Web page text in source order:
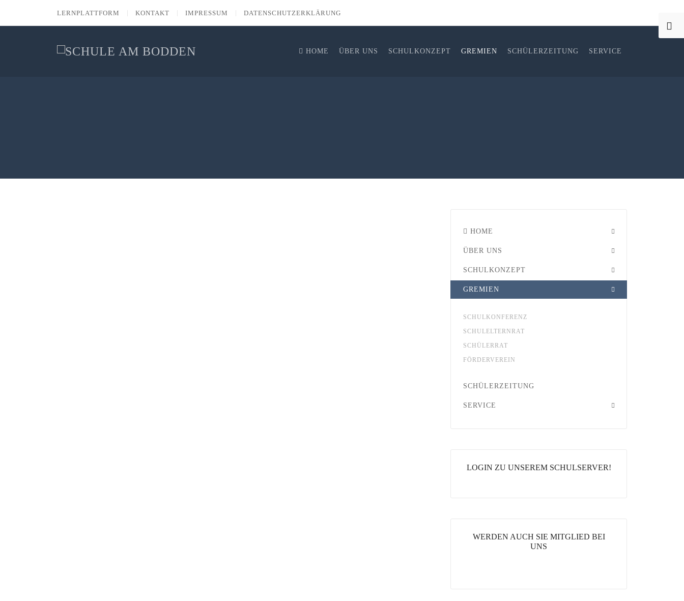
LERNPLATTFORM KONTAKT IMPRESSUM DATENSCHUTZERKLÄRUNG
HOME ÜBER UNS SCHULKONZEPT GREMIEN SCHÜLERZEITUNG SERVICE
HOME
ÜBER UNS
SCHULKONZEPT
GREMIEN
SCHULKONFERENZ
SCHULELTERNRAT
SCHÜLERRAT
FÖRDERVEREIN
SCHÜLERZEITUNG
SERVICE
LOGIN ZU UNSEREM SCHULSERVER!
WERDEN AUCH SIE MITGLIED BEI
UNS